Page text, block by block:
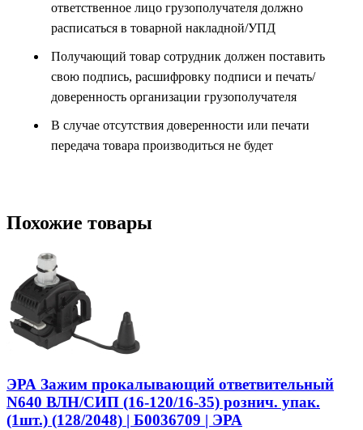
ответственное лицо грузополучателя должно
расписаться в товарной накладной/УПД
Получающий товар сотрудник должен поставить
свою подпись, расшифровку подписи и печать/
доверенность организации грузополучателя
В случае отсутствия доверенности или печати
передача товара производиться не будет
Похожие товары
ЭРА Зажим прокалывающий ответвительный
N640 ВЛН/СИП (16-120/16-35) рознич. упак.
(1шт.) (128/2048) | Б0036709 | ЭРА